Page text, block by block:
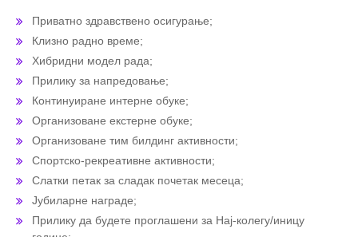
Приватно здравствено осигурање;
Клизно радно време;
Хибридни модел рада;
Прилику за напредовање;
Континуиране интерне обуке;
Организоване екстерне обуке;
Организоване тим билдинг активности;
Спортско-рекреативне активности;
Слатки петак за сладак почетак месеца;
Јубиларне награде;
Прилику да будете проглашени за Нај-колегу/иницу